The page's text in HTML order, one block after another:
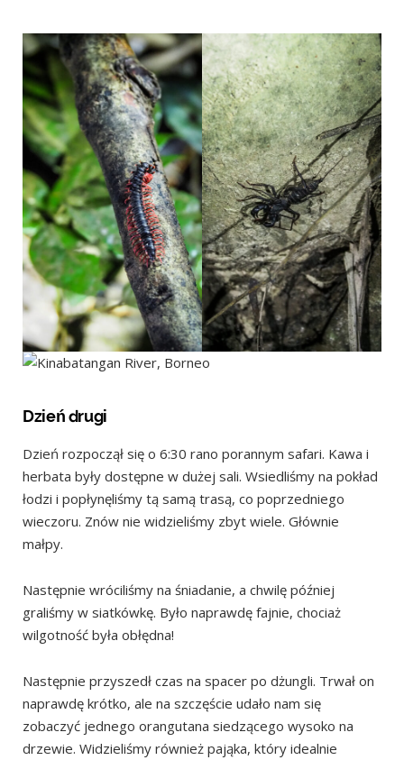
Dzień drugi
Dzień rozpoczął się o 6:30 rano porannym safari. Kawa i
herbata były dostępne w dużej sali. Wsiedliśmy na pokład
łodzi i popłynęliśmy tą samą trasą, co poprzedniego
wieczoru. Znów nie widzieliśmy zbyt wiele. Głównie
małpy.
Następnie wróciliśmy na śniadanie, a chwilę później
graliśmy w siatkówkę. Było naprawdę fajnie, chociaż
wilgotność była obłędna!
Następnie przyszedł czas na spacer po dżungli. Trwał on
naprawdę krótko, ale na szczęście udało nam się
zobaczyć jednego orangutana siedzącego wysoko na
drzewie. Widzieliśmy również pająka, który idealnie